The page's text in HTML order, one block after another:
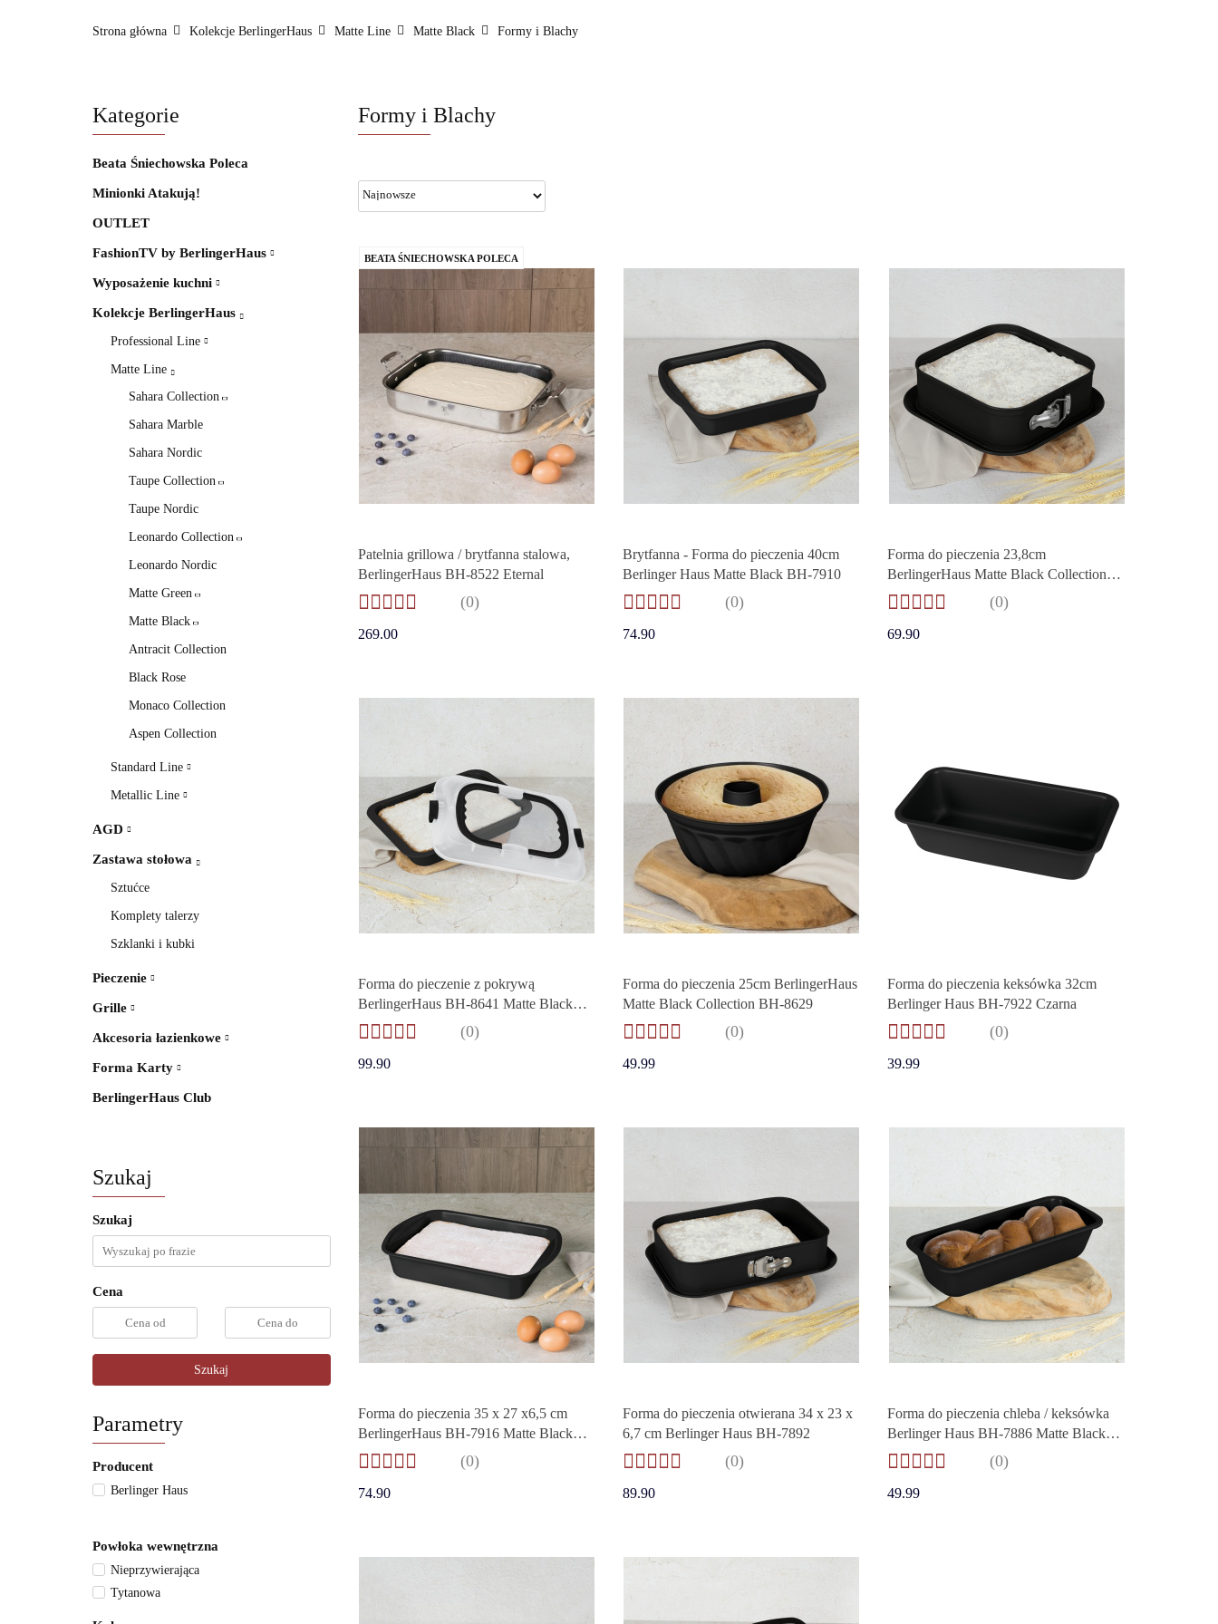
FashionTV by BerlingerHaus Formy i naczynia do pieczenia Grille i grillowanie
Strona główna Kolekcje BerlingerHaus Matte Line Matte Black Formy i Blachy
Kategorie
Beata Śniechowska Poleca
Minionki Atakują!
OUTLET
FashionTV by BerlingerHaus
Wyposażenie kuchni
Kolekcje BerlingerHaus
Professional Line
Matte Line
Sahara Collection
Sahara Marble
Sahara Nordic
Taupe Collection
Taupe Nordic
Leonardo Collection
Leonardo Nordic
Matte Green
Matte Black
Antracit Collection
Black Rose
Monaco Collection
Aspen Collection
Standard Line
Metallic Line
AGD
Zastawa stołowa
Sztućce
Komplety talerzy
Szklanki i kubki
Pieczenie
Grille
Akcesoria łazienkowe
Forma Karty
BerlingerHaus Club
Szukaj
Szukaj
Cena
Szukaj
Parametry
Producent
Berlinger Haus
Powłoka wewnętrzna
Nieprzywierająca
Tytanowa
Formy i Blachy
BEATA ŚNIECHOWSKA POLECA
Patelnia grillowa / brytfanna stalowa,
BerlingerHaus BH-8522 Eternal
(0)
269.00
Brytfanna - Forma do pieczenia 40cm
Berlinger Haus Matte Black BH-7910
(0)
74.90
Forma do pieczenia 23,8cm
BerlingerHaus Matte Black Collection
BH-7890
(0)
69.90
Forma do pieczenie z pokrywą
BerlingerHaus BH-8641 Matte Black
Collection
(0)
99.90
Forma do pieczenia 25cm BerlingerHaus
Matte Black Collection BH-8629
(0)
49.99
Forma do pieczenia keksówka 32cm
Berlinger Haus BH-7922 Czarna
(0)
39.99
Forma do pieczenia 35 x 27 x6,5 cm
BerlingerHaus BH-7916 Matte Black
Collection
(0)
74.90
Forma do pieczenia otwierana 34 x 23 x
6,7 cm Berlinger Haus BH-7892
(0)
89.90
Forma do pieczenia chleba / keksówka
Berlinger Haus BH-7886 Matte Black
Collection
(0)
49.99